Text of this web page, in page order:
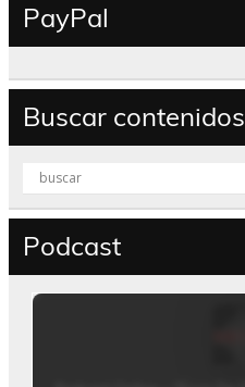
PayPal
Buscar contenidos
Podcast